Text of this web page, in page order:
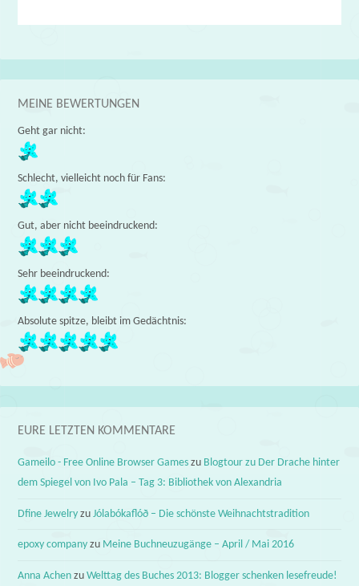
MEINE BEWERTUNGEN
Geht gar nicht:
Schlecht, vielleicht noch für Fans:
Gut, aber nicht beeindruckend:
Sehr beeindruckend:
Absolute spitze, bleibt im Gedächtnis:
EURE LETZTEN KOMMENTARE
Gameilo - Free Online Browser Games zu Blogtour zu Der Drache hinter
dem Spiegel von Ivo Pala – Tag 3: Bibliothek von Alexandria
Dfine Jewelry zuJólabókaflóð – Die schönste Weihnachtstradition
epoxy company zu Meine Buchneuzugänge – April / Mai 2016
Anna Achen zuWelttag des Buches 2013: Blogger schenken lesefreude!